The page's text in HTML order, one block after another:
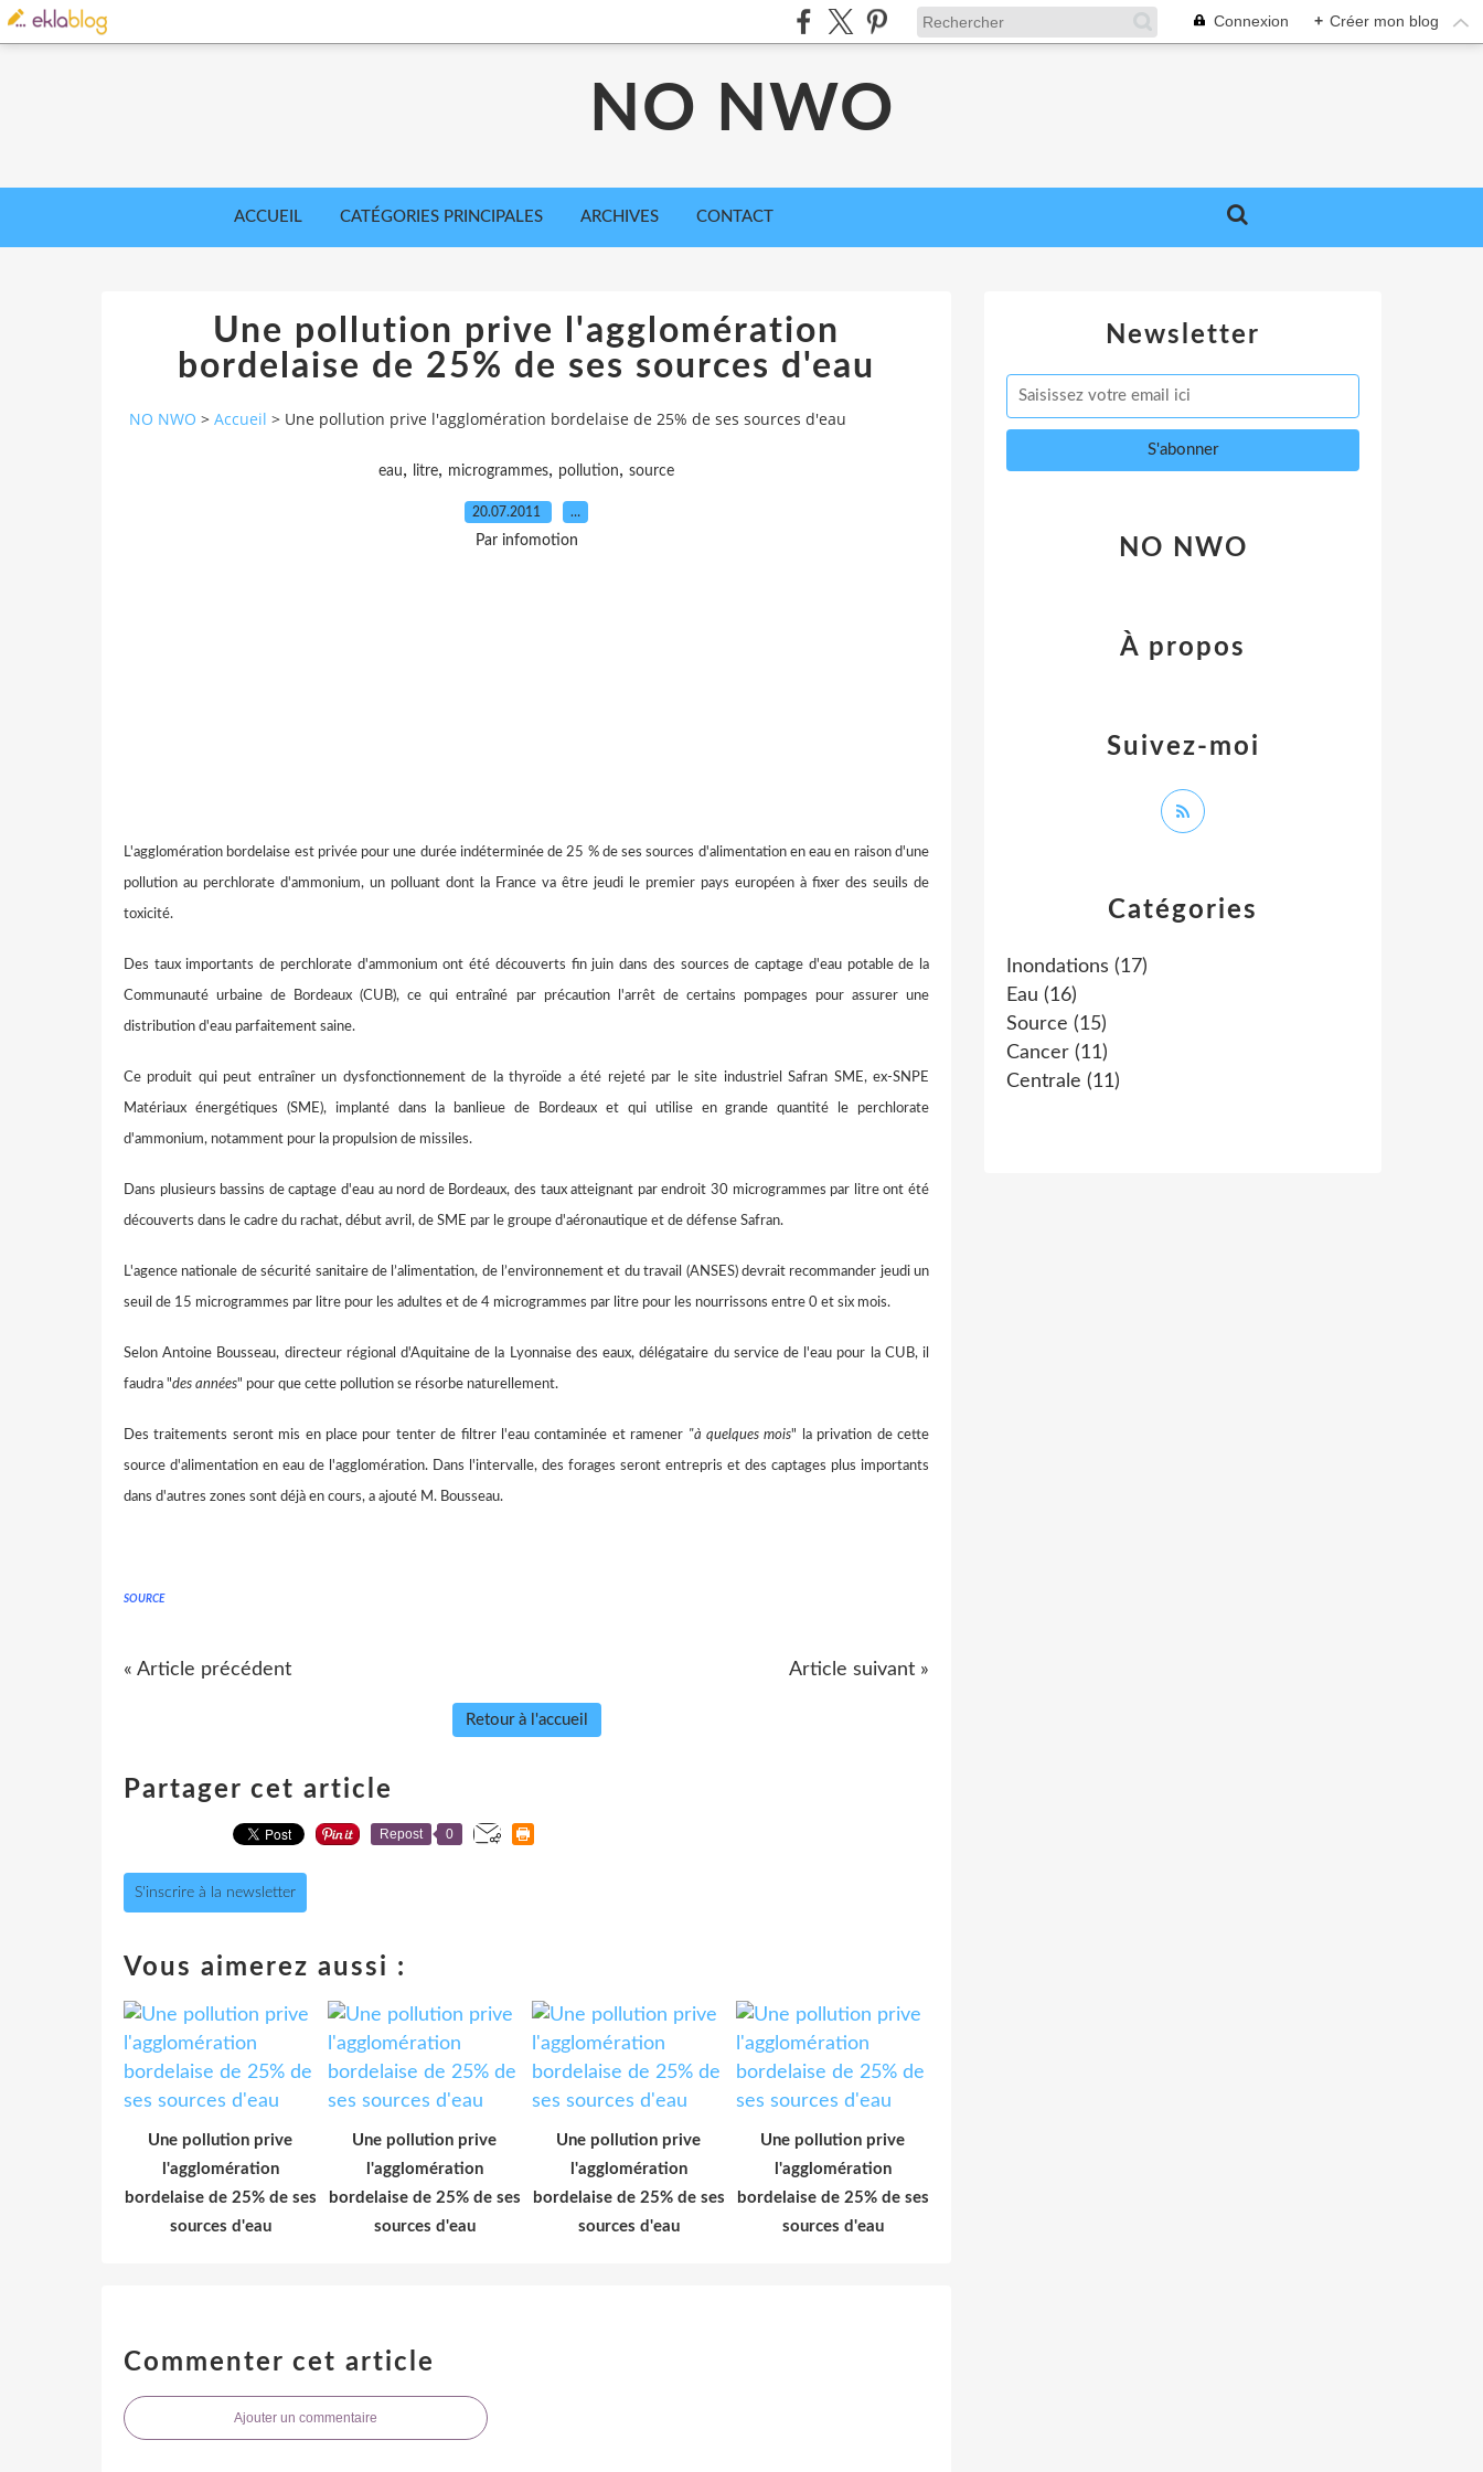
Connexion + Créer mon blog
NO NWO
ACCUEIL CATÉGORIES PRINCIPALES ARCHIVES CONTACT
Une pollution prive l'agglomération
bordelaise de 25% de ses sources d'eau
NO NWO > Accueil > Une pollution prive l'agglomération bordelaise de 25% de ses sources d'eau
eau, litre, microgrammes, pollution, source
20.07.2011 …
Par infomotion
L'agglomération bordelaise est privée pour une durée indéterminée de 25 % de ses sources d'alimentation en eau en raison d'une
pollution au perchlorate d'ammonium, un polluant dont la France va être jeudi le premier pays européen à fixer des seuils de
toxicité.
Des taux importants de perchlorate d'ammonium ont été découverts fin juin dans des sources de captage d'eau potable de la
Communauté urbaine de Bordeaux (CUB), ce qui entraîné par précaution l'arrêt de certains pompages pour assurer une
distribution d'eau parfaitement saine.
Ce produit qui peut entraîner un dysfonctionnement de la thyroïde a été rejeté par le site industriel Safran SME, ex-SNPE
Matériaux énergétiques (SME), implanté dans la banlieue de Bordeaux et qui utilise en grande quantité le perchlorate
d'ammonium, notamment pour la propulsion de missiles.
Dans plusieurs bassins de captage d'eau au nord de Bordeaux, des taux atteignant par endroit 30 microgrammes par litre ont été
découverts dans le cadre du rachat, début avril, de SME par le groupe d'aéronautique et de défense Safran.
L'agence nationale de sécurité sanitaire de l’alimentation, de l’environnement et du travail (ANSES) devrait recommander jeudi un
seuil de 15 microgrammes par litre pour les adultes et de 4 microgrammes par litre pour les nourrissons entre 0 et six mois.
Selon Antoine Bousseau, directeur régional d'Aquitaine de la Lyonnaise des eaux, délégataire du service de l'eau pour la CUB, il
faudra "des années" pour que cette pollution se résorbe naturellement.
Des traitements seront mis en place pour tenter de filtrer l'eau contaminée et ramener "à quelques mois" la privation de cette
source d'alimentation en eau de l'agglomération. Dans l'intervalle, des forages seront entrepris et des captages plus importants
dans d'autres zones sont déjà en cours, a ajouté M. Bousseau.
SOURCE
« Article précédent Article suivant »
Retour à l'accueil
Partager cet article
Repost 0
S'inscrire à la newsletter
Vous aimerez aussi :
Une pollution prive
l'agglomération
bordelaise de 25% de ses
sources d'eau
Une pollution prive
l'agglomération
bordelaise de 25% de ses
sources d'eau
Une pollution prive
l'agglomération
bordelaise de 25% de ses
sources d'eau
Une pollution prive
l'agglomération
bordelaise de 25% de ses
sources d'eau
Commenter cet article
Ajouter un commentaire
Newsletter
Catégories
Inondations (17)
Eau (16)
Source (15)
Cancer (11)
Centrale (11)
NO NWO
Suivez-moi
À propos